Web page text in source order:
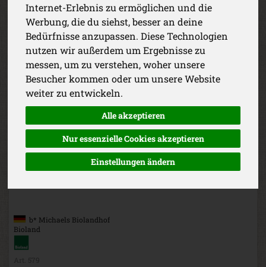
Internet-Erlebnis zu ermöglichen und die
Werbung, die du siehst, besser an deine
Bedürfnisse anzupassen. Diese Technologien
nutzen wir außerdem um Ergebnisse zu
messen, um zu verstehen, woher unsere
Besucher kommen oder um unsere Website
weiter zu entwickeln.
Alle akzeptieren
Nur essenzielle Cookies akzeptieren
Einstellungen ändern
b* Michaels Biolandhof
Bioland